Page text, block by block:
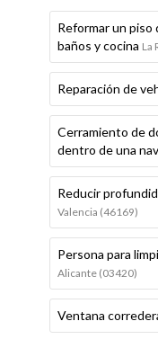
Reformar un piso
baños y cocina La
Reparación de
Cerramiento de
dentro de una
Reducir
Valencia (46169)
Persona para
Alicante (03420)
Ventana